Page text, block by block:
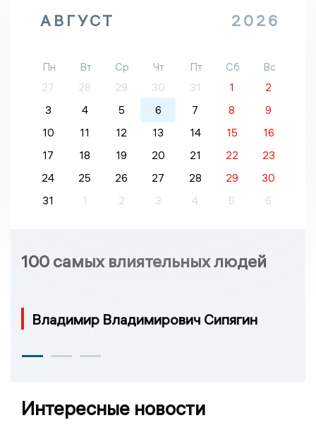
АВГУСТ 2026
Пн Вт Ср Чт Пт Сб
Вс
27
28 29 30 31 1
2
3
4 5 6 7 8
9
10
11 12 13 14 15
16
17
18 19 20 21 22
23
24
25 26 27 28 29
30
31
1 2 3 4 5 6
100 самых влиятельных людей
Владимир Владимирович Сипягин
Интересные новости